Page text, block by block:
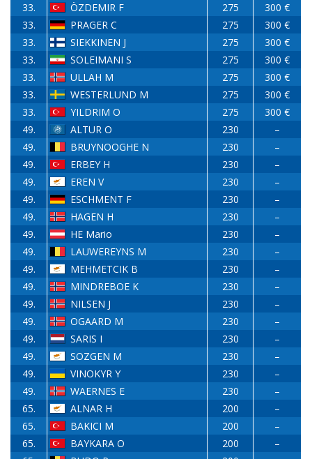
33.
ÖZDEMIR F 275
300 €
33.
PRAGER C 275
300 €
33.
SIEKKINEN J 275
300 €
33.
SOLEIMANI S 275
300 €
33.
ULLAH M 275
300 €
33.
WESTERLUND M 275
300 €
33.
YILDRIM O 275
300 €
49.
ALTUR O 230
–
49.
BRUYNOOGHE N 230
–
49.
ERBEY H 230
–
49.
EREN V 230
–
49.
ESCHMENT F 230
–
49.
HAGEN H 230
–
49.
HE Mario 230
–
49.
LAUWEREYNS M 230
–
49.
MEHMETCIK B 230
–
49.
MINDREBOE K 230
–
49.
NILSEN J 230
–
49.
OGAARD M 230
–
49.
SARIS I 230
–
49.
SOZGEN M 230
–
49.
VINOKYR Y 230
–
49.
WAERNES E 230
–
65.
ALNAR H 200
–
65.
BAKICI M 200
–
65.
BAYKARA O 200
–